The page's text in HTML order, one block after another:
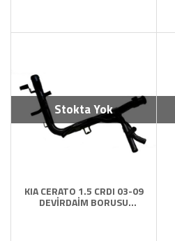
Stokta Yok
KIA CERATO 1.5 CRDI 03-09
DEVİRDAİM BORUSU